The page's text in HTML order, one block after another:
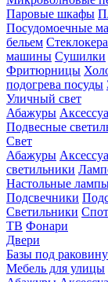
Паровые шкафы
Посудомоечные
бельем
машины Сушилки
Фритюрницы
подогрева посуды
Уличный свет
Абажуры
Подвесные
Свет
Абажуры
светильники
Настольные
Подсвечники
Светильники
ТВ Фонари
Двери
Базы под раковину
Мебель для улицы